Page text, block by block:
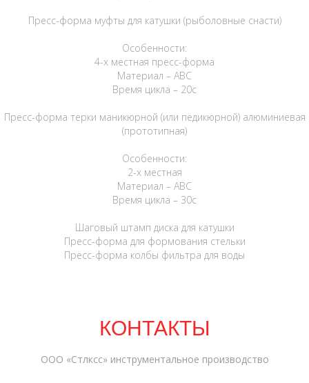
Пресс-форма муфты для катушки (рыболовные снасти)
Особенности:
4-х местная пресс-форма
Материал – АВС
Время цикла – 20с
Пресс-форма терки маникюрной (или педикюрной) алюминиевая
(прототипная)
Особенности:
2-х местная
Материал – АВС
Время цикла – 30с
Шаговый штамп диска для катушки
Пресс-форма для формования стельки
Пресс-форма колбы фильтра для воды
КОНТАКТЫ
ООО «Стлксс» инструментальное производство